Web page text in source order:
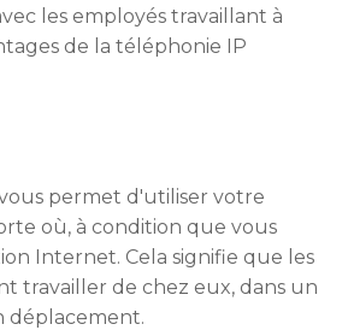
les employés travaillant à
de la téléphonie IP
permet d'utiliser votre
où, à condition que vous
Internet. Cela signifie que les
travailler de chez eux, dans un
déplacement.